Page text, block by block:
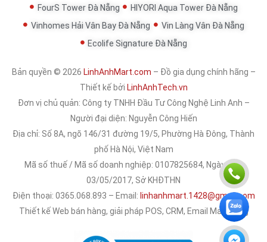
FourS Tower Đà Nẵng
HIYORI Aqua Tower Đà Nẵng
Vinhomes Hải Vân Bay Đà Nẵng
Vin Làng Vân Đà Nẵng
Ecolife Signature Đà Nẵng
Bản quyền © 2026 LinhAnhMart.com – Đồ gia dụng chính hãng –
Thiết kế bởi LinhAnhTech.vn
Đơn vị chủ quản: Công ty TNHH Đầu Tư Công Nghệ Linh Anh –
Người đại diện: Nguyễn Công Hiến
Địa chỉ: Số 8A, ngõ 146/31 đường 19/5, Phường Hà Đông, Thành
phố Hà Nội, Việt Nam
Mã số thuế / Mã số doanh nghiệp: 0107825684, Ngày cấp:
03/05/2017, Sở KHĐTHN
Điện thoại: 0365.068.893 – Email: linhanhmart.1428@gmail.com
Thiết kế Web bán hàng, giải pháp POS, CRM, Email Marketing